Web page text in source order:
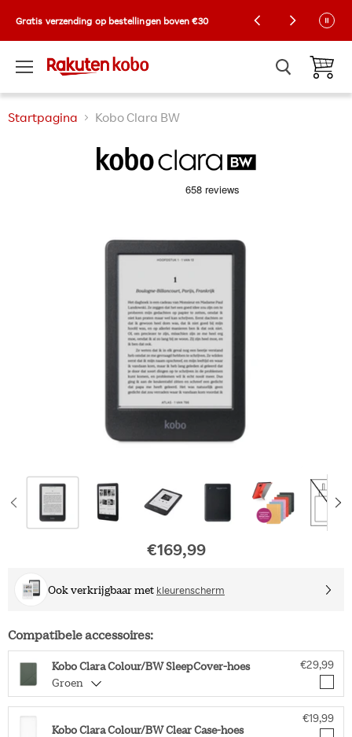
Kobo Exclusive Drop: NIEUWE limited-edition
Collector-hoezen! 🌼 |Shop nu
Gratis verzending op bestellingen boven €30
Startpagina Kobo Clara BW
€169,99Oorspronkelijke
Ook verkrijgbaar met kleurenscherm
Compatibele accessoires:
Kobo Clara Colour/BW SleepCover-hoes
Groen
€29,99
Kobo Clara Colour/BW Clear Case-hoes
€19,99